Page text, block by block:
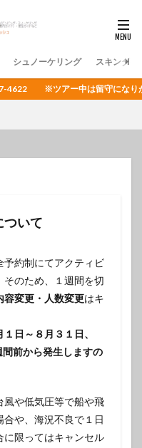
シュノーケリング スキンダイ
※ツアー中は留守になりがち
ついて
予約制にてアクティビ
のため、１週間を切
容変更・人数変更はキ
日～８月３１日、
前から発生しますの
風や低気圧等で船や飛
や、海況不良で１日
に限ってはキャンセル